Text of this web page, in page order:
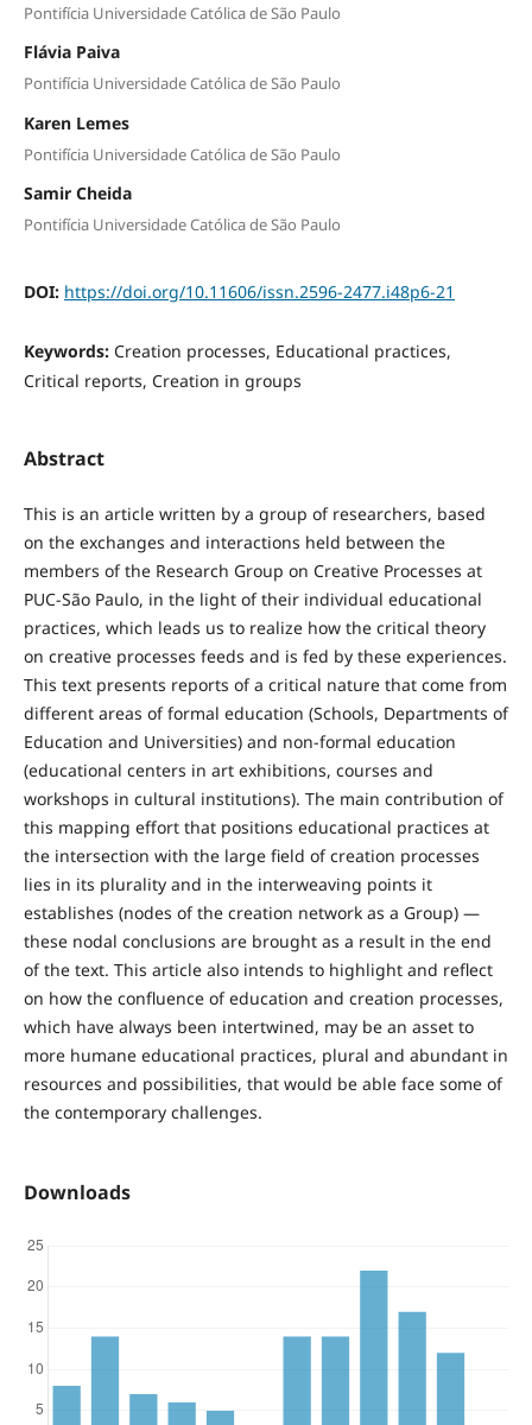
Pontifícia Universidade Católica de São Paulo
Flávia Paiva
Pontifícia Universidade Católica de São Paulo
Karen Lemes
Pontifícia Universidade Católica de São Paulo
Samir Cheida
Pontifícia Universidade Católica de São Paulo
DOI: https://doi.org/10.11606/issn.2596-2477.i48p6-21
Keywords: Creation processes, Educational practices,
Critical reports, Creation in groups
Abstract
This is an article written by a group of researchers, based
on the exchanges and interactions held between the
members of the Research Group on Creative Processes at
PUC-São Paulo, in the light of their individual educational
practices, which leads us to realize how the critical theory
on creative processes feeds and is fed by these experiences.
This text presents reports of a critical nature that come from
different areas of formal education (Schools, Departments of
Education and Universities) and non-formal education
(educational centers in art exhibitions, courses and
workshops in cultural institutions). The main contribution of
this mapping effort that positions educational practices at
the intersection with the large field of creation processes
lies in its plurality and in the interweaving points it
establishes (nodes of the creation network as a Group) —
these nodal conclusions are brought as a result in the end
of the text. This article also intends to highlight and reflect
on how the confluence of education and creation processes,
which have always been intertwined, may be an asset to
more humane educational practices, plural and abundant in
resources and possibilities, that would be able face some of
the contemporary challenges.
Downloads